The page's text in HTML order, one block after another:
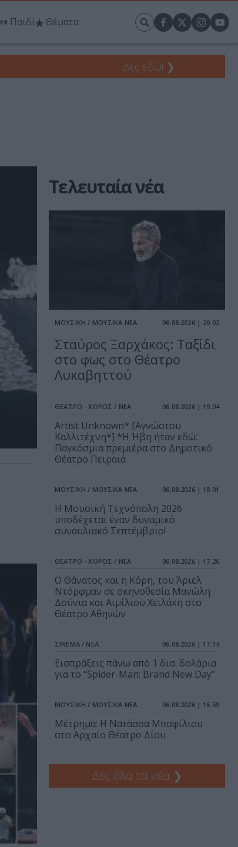
Παιδί Θέματα
Δες εδώ! ❯
Τελευταία νέα
ΜΟΥΣΙΚΗ / ΜΟΥΣΙΚΑ ΝΕΑ 06.08.2026 | 20.02
Σταύρος Ξαρχάκος: Ταξίδι
στο φως στο Θέατρο
Λυκαβηττού
ΘΕΑΤΡΟ - ΧΟΡΟΣ / ΝΕΑ 06.08.2026 | 19.04
Artist Unknown* [Αγνώστου
Καλλιτέχνη*] *Η Ήβη ήταν εδώ:
Παγκόσμια πρεμιέρα στο Δημοτικό
Θέατρο Πειραιά
ΜΟΥΣΙΚΗ / ΜΟΥΣΙΚΑ ΝΕΑ 06.08.2026 | 18.01
Η Μουσική Τεχνόπολη 2026
υποδέχεται έναν δυναμικό
συναυλιακό Σεπτέμβριο!
ΘΕΑΤΡΟ - ΧΟΡΟΣ / ΝΕΑ 06.08.2026 | 17.26
Ο Θάνατος και η Κόρη, του Άριελ
Ντόρφμαν σε σκηνοθεσία Μανώλη
Δούνια και Αιμίλιου Χειλάκη στο
Θέατρο Αθηνών
ΣΙΝΕΜΑ / ΝΕΑ 06.08.2026 | 17.14
Εισπράξεις πάνω από 1 δισ. δολάρια
για το “Spider-Man: Brand New Day”
ΜΟΥΣΙΚΗ / ΜΟΥΣΙΚΑ ΝΕΑ 06.08.2026 | 16.59
Μέτρημα: Η Νατάσσα Μποφίλιου
στο Αρχαίο Θέατρο Δίου
Δες όλα τα νέα ❯